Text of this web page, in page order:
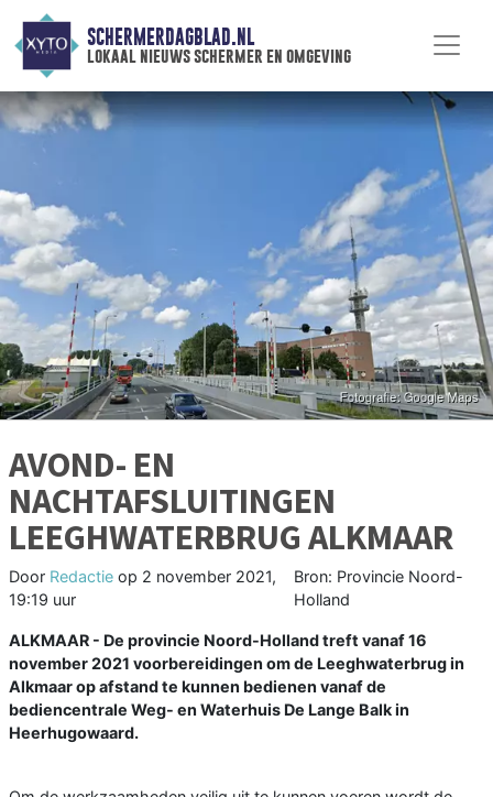
SCHERMERDAGBLAD.NL
lokaal nieuws schermer en omgeving
AVOND- EN
NACHTAFSLUITINGEN
LEEGHWATERBRUG ALKMAAR
Door Redactie op 2 november 2021,
19:19 uur
Bron: Provincie Noord-
Holland
ALKMAAR - De provincie Noord-Holland treft vanaf 16
november 2021 voorbereidingen om de Leeghwaterbrug in
Alkmaar op afstand te kunnen bedienen vanaf de
bediencentrale Weg- en Waterhuis De Lange Balk in
Heerhugowaard.